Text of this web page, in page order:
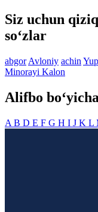
Siz uchun
so‘zlar
abgor Avloniy achin
Minorayi Kalon
Alifbo
A B D E F G H I J K L